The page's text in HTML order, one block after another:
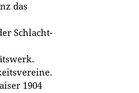
das
Schlacht-
1904